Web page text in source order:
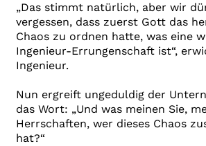
„Das stimmt natürlich, aber wir
vergessen, dass zuerst Gott das
Chaos zu ordnen hatte, was eine
Ingenieur-Errungenschaft ist“,
Ingenieur.
Nun ergreift ungeduldig der
das Wort: „Und was meinen Sie,
Herrschaften, wer dieses Chaos
hat?“